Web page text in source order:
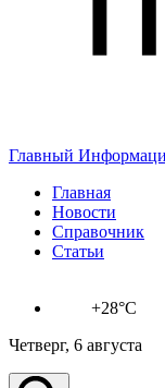
Главный
Главная
Новости
Справочник
Статьи
+28°C
Четверг, 6 августа